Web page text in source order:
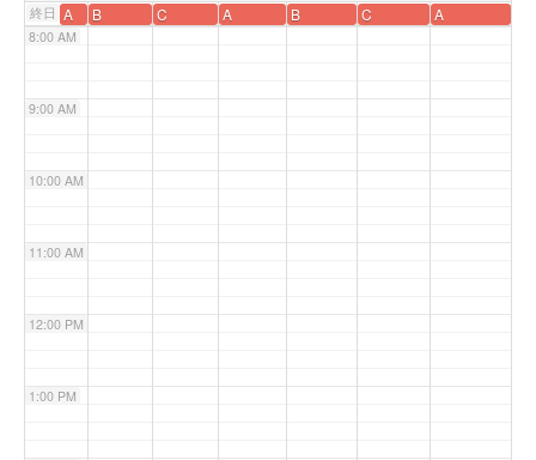
終日 A B C A B C A
8:00 AM
9:00 AM
10:00 AM
11:00 AM
12:00 PM
1:00 PM